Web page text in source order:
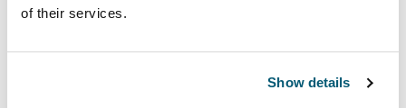
of their services.
Show details
fonctionnalités prêtes pour le campus, ce sac de 24 L
permet d'avoir à portée de main un portable, une